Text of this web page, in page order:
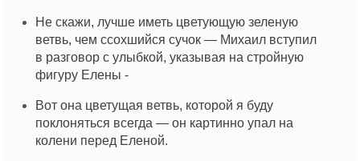
Не скажи, лучше иметь цветующую зеленую
ветвь, чем ссохшийся сучок — Михаил вступил
в разговор с улыбкой, указывая на стройную
фигуру Елены -
Вот она цветущая ветвь, которой я буду
поклоняться всегда — он картинно упал на
колени перед Еленой.